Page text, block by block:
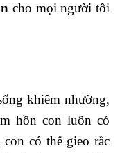
cho mọi người tôi
khiêm nhường,
hồn con luôn có
có thể gieo rắc